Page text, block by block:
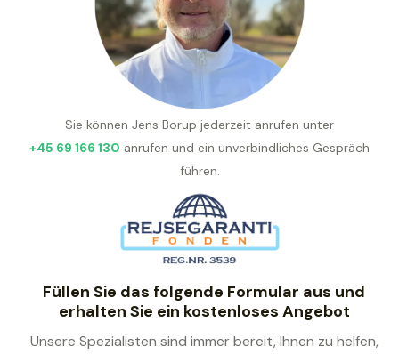
Sie können Jens Borup jederzeit anrufen unter
+45 69 166 130 anrufen und ein unverbindliches Gespräch
führen.
Füllen Sie das folgende Formular aus und
erhalten Sie ein kostenloses Angebot
Unsere Spezialisten sind immer bereit, Ihnen zu helfen,